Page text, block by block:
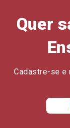
Quer
Cadastre-se e